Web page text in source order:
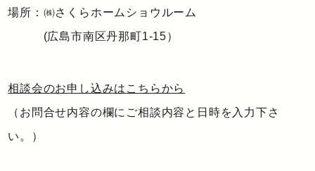
場所：㈱さくらホームショウルーム
(広島市南区丹那町1-15）
相談会のお申し込みはこちらから
（お問合せ内容の欄にご相談内容と日時を入力下さ
い。）